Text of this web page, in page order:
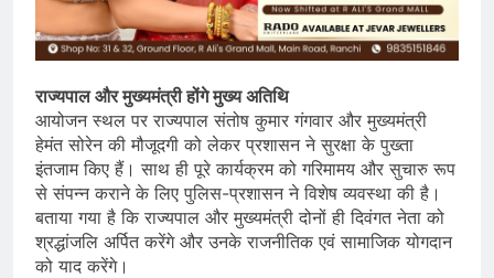
राज्यपाल और मुख्यमंत्री होंगे मुख्य अतिथि
आयोजन स्थल पर राज्यपाल संतोष कुमार गंगवार और मुख्यमंत्री
हेमंत सोरेन की मौजूदगी को लेकर प्रशासन ने सुरक्षा के पुख्ता
इंतजाम किए हैं। साथ ही पूरे कार्यक्रम को गरिमामय और सुचारु रूप
से संपन्न कराने के लिए पुलिस-प्रशासन ने विशेष व्यवस्था की है।
बताया गया है कि राज्यपाल और मुख्यमंत्री दोनों ही दिवंगत नेता को
श्रद्धांजलि अर्पित करेंगे और उनके राजनीतिक एवं सामाजिक योगदान
को याद करेंगे।